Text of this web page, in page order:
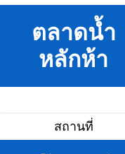
ตลาดน้ำ
หลักห้า
สถานที่